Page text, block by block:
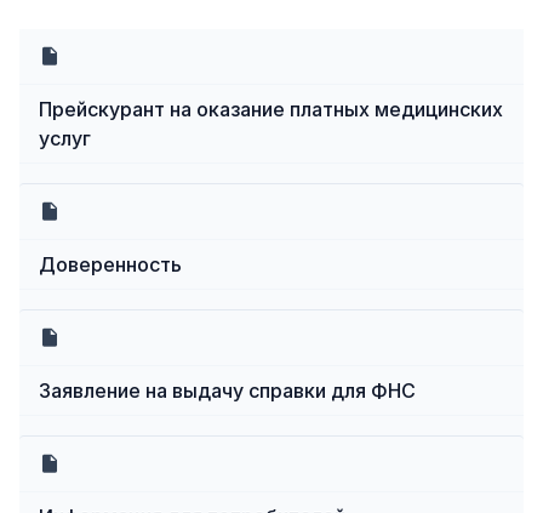
Прейскурант на оказание платных медицинских
услуг
Доверенность
Заявление на выдачу справки для ФНС